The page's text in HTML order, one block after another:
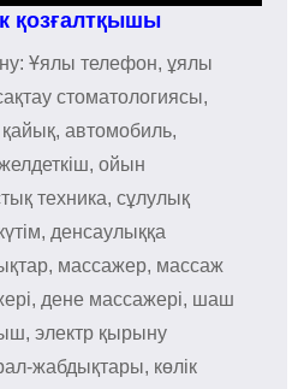
қозғалтқышы
Ұялы телефон, ұялы
стоматологиясы,
автомобиль,
ойын
техника, сұлулық
денсаулыққа
массажер, массаж
дене массажері, шаш
электр қырыну
жабдықтары, көлік